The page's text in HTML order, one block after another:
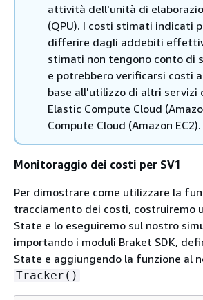
attività dell'unità di
(QPU). I costi stimati indicati
differire dagli addebiti
stimati non tengono conto di
e potrebbero verificarsi costi
base all'utilizzo di altri servizi
Elastic Compute Cloud
Compute Cloud (Amazon EC2).
Monitoraggio dei costi per SV1
Per dimostrare come utilizzare la
tracciamento dei costi, costruiremo
State e lo eseguiremo sul nostro
importando i moduli Braket SDK,
State e aggiungendo la funzione al
Tracker()